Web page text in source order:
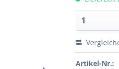
Artikel-Nr.: